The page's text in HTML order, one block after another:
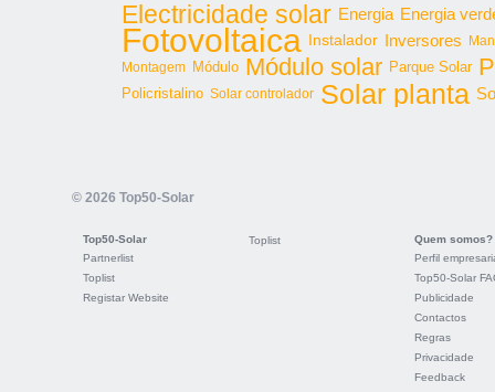
Electricidade solar Energia Energia
Fotovoltaica Instalador Inversores
Montagem Módulo Módulo solar Parque Solar
Policristalino Solar controlador Solar planta
© 2026 Top50-Solar
Top50-Solar
Partnerlist
Toplist
Registar Website
Toplist
Quem somos?
Perfil
Top50-Solar
Publicidade
Contactos
Regras
Privacidade
Feedback